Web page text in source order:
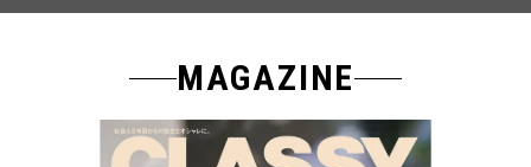
MAGAZINE